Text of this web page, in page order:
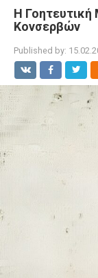
Η Γοητευτική
Κονσερβών
Published by: